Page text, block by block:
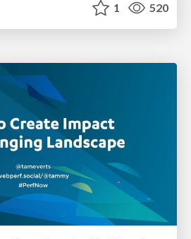
1 520